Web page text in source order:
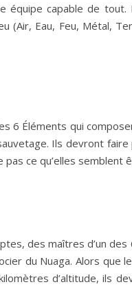
capable de
(Air, Eau, Feu, Métal,
6 Éléments qui
Ils devront
ce qu’elles semblent
des maîtres d’un
du Nuaga. Alors que
d’altitude, ils